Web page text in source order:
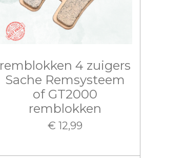
remblokken 4 zuigers
Sache Remsysteem
of GT2000
remblokken
€ 12,99